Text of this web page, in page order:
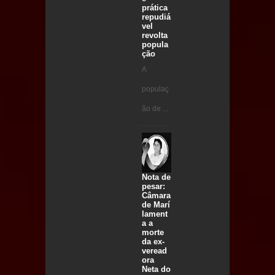
prática
repudiá
vel
revolta
popula
ção
A
populaç
ão de ...
Nota de
pesar:
Câmara
de Marí
lament
a a
morte
da ex-
veread
ora
Neta do